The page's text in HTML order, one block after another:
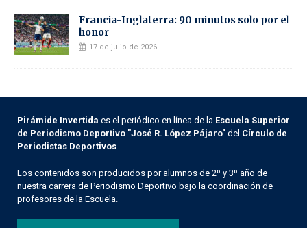
Francia-Inglaterra: 90 minutos solo por el
honor
17 de julio de 2026
Pirámide Invertida es el periódico en línea de la Escuela Superior
de Periodismo Deportivo "José R. López Pájaro" del Círculo de
Periodistas Deportivos
Los contenidos son producidos por alumnos de 2º y 3º año de
nuestra carrera de Periodismo Deportivo bajo la coordinación de
profesores de la Escuela.